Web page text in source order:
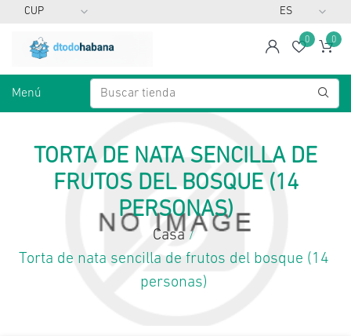
spanLista
0 0
Menú
TORTA DE NATA SENCILLA DE
FRUTOS DEL BOSQUE (14
PERSONAS)
Casa /
Torta de nata sencilla de frutos del bosque (14
personas)